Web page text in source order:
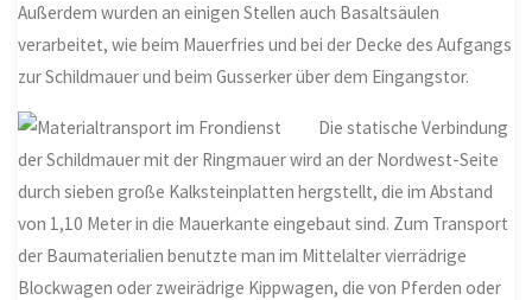
Außerdem wurden an einigen Stellen auch Basaltsäulen
verarbeitet, wie beim Mauerfries und bei der Decke des Aufgangs
zur Schildmauer und beim Gusserker über dem Eingangstor.
Die statische Verbindung
der Schildmauer mit der Ringmauer wird an der Nordwest-Seite
durch sieben große Kalksteinplatten hergstellt, die im Abstand
von 1,10 Meter in die Mauerkante eingebaut sind. Zum Transport
der Baumaterialien benutzte man im Mittelalter vierrädrige
Blockwagen oder zweirädrige Kippwagen, die von Pferden oder